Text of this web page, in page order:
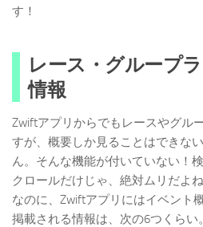
す！
レース・グループ
情報
Zwiftアプリからでもレースやグル
すが、概要しか見ることはできな
ん。そんな機能が付いていない！
クロールだけじゃ、絶対ムリだよ
なのに、Zwiftアプリにはイベント
掲載される情報は、次の6つくらい。